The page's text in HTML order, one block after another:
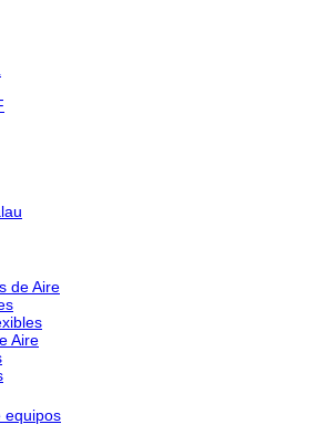
de Aire
Aire
equipos